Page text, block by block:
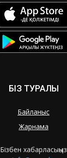
БІЗ ТУРАЛЫ
Байланыс
Жарнама
Бізбен хабарласыңыз